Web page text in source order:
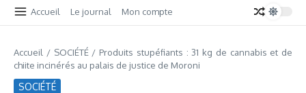
Accueil Le journal Mon compte
Accueil / SOCIÉTÉ/ Produits stupéfiants : 31 kg de cannabis et de
chiite incinérés au palais de justice de Moroni
SOCIÉTÉ